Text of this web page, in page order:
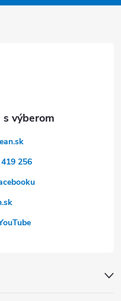
256